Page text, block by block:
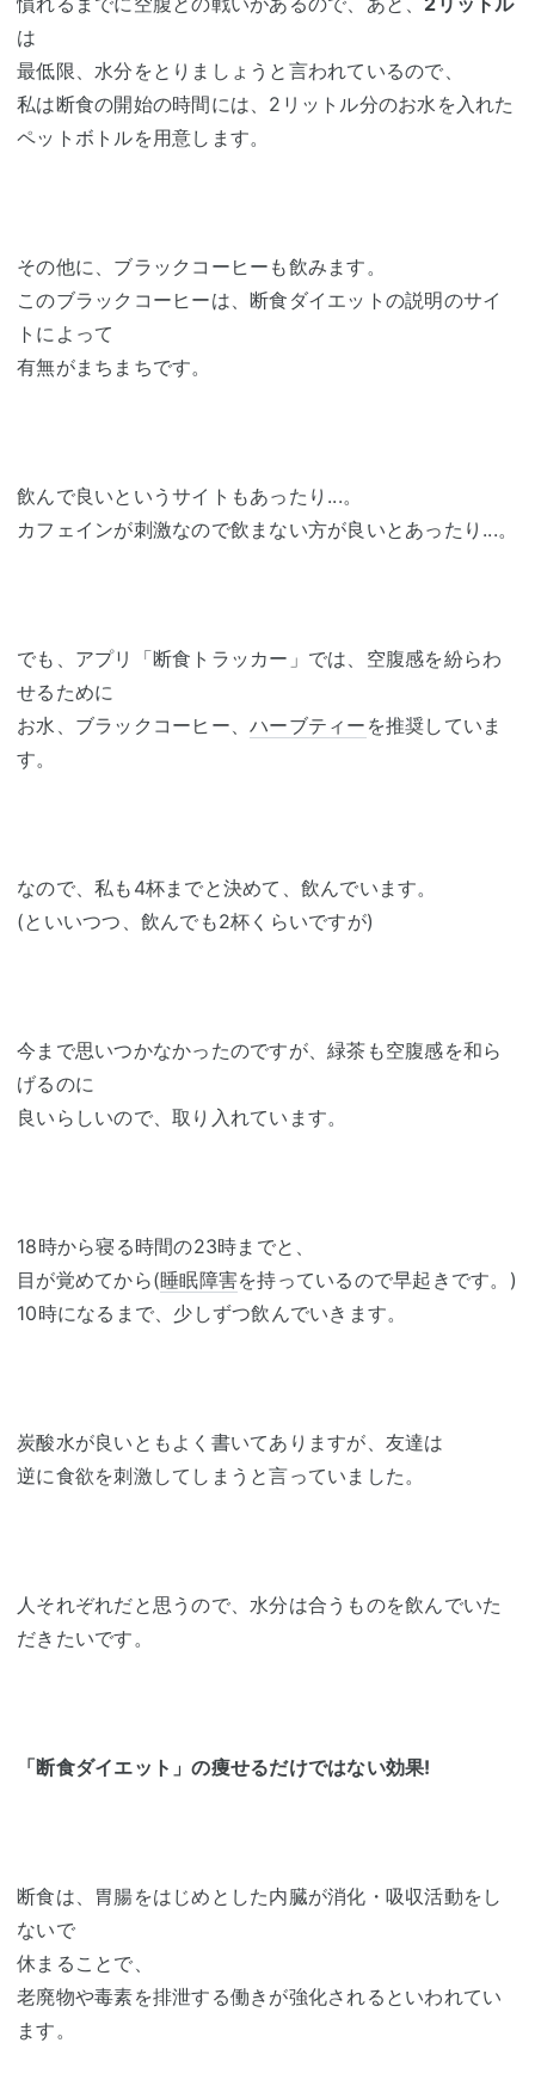
は
最低限、水分をとりましょうと言われているので、
私は断食の開始の時間には、2リットル分のお水を入れた
ペットボトルを用意します。
その他に、ブラックコーヒーも飲みます。
このブラックコーヒーは、断食ダイエットの説明のサイ
トによって
有無がまちまちです。
飲んで良いというサイトもあったり...。
カフェインが刺激なので飲まない方が良いとあったり...。
でも、アプリ「断食トラッカー」では、空腹感を紛らわ
せるために
お水、ブラックコーヒー、 ハーブティー を推奨していま
す。
なので、私も4杯までと決めて、飲んでいます。
(といいつつ、飲んでも2杯くらいですが)
今まで思いつかなかったのですが、緑茶も空腹感を和ら
げるのに
良いらしいので、取り入れています。
18時から寝る時間の23時までと、
目が覚めてから(睡眠障害を持っているので早起きです。)
10時になるまで、少しずつ飲んでいきます。
炭酸水が良いともよく書いてありますが、友達は
逆に食欲を刺激してしまうと言っていました。
人それぞれだと思うので、水分は合うものを飲んでいた
だきたいです。
「断食ダイエット」の痩せるだけではない効果!
断食は、胃腸をはじめとした内臓が消化・吸収活動をし
ないで
休まることで、
老廃物や毒素を排泄する働きが強化されるといわれてい
ます。